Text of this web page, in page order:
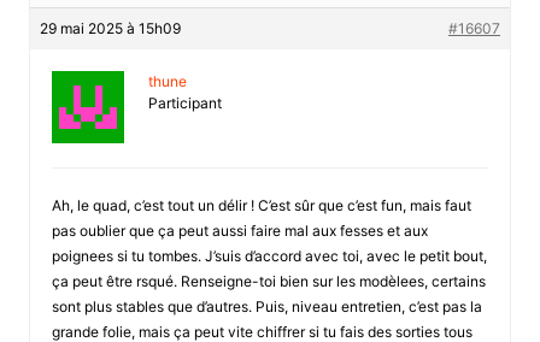
29 mai 2025 à 15h09 #16607
thune
Participant
Ah, le quad, c’est tout un délir ! C’est sûr que c’est fun, mais faut
pas oublier que ça peut aussi faire mal aux fesses et aux
poignees si tu tombes. J’suis d’accord avec toi, avec le petit bout,
ça peut être rsqué. Renseigne-toi bien sur les modèlees, certains
sont plus stables que d’autres. Puis, niveau entretien, c’est pas la
grande folie, mais ça peut vite chiffrer si tu fais des sorties tous